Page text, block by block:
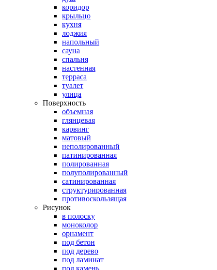
коридор
крыльцо
кухня
лоджия
напольный
сауна
спальня
настенная
терраса
туалет
улица
Поверхность
объемная
глянцевая
карвинг
матовый
неполированный
патинированная
полированная
полуполированный
сатинированная
структурированная
противоскользящая
Рисунок
в полоску
моноколор
орнамент
под бетон
под дерево
под ламинат
под камень